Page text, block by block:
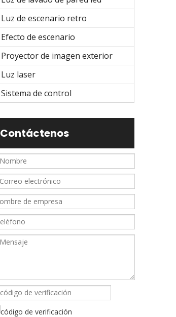
Luz de escenario retro
Efecto de escenario
Proyector de imagen exterior
Luz laser
Sistema de control
Contáctenos